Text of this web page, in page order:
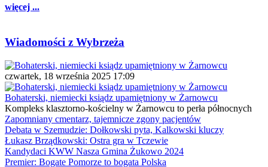
więcej ...
Wiadomości z Wybrzeża
czwartek, 18 września 2025 17:09
Bohaterski, niemiecki ksiądz upamiętniony w Żarnowcu
Kompleks klasztorno-kościelny w Żarnowcu to perła północnych
Zapomniany cmentarz, tajemnicze zgony pacjentów
Debata w Szemudzie: Dołkowski pyta, Kalkowski kluczy
Łukasz Brządkowski: Ostra gra w Tczewie
Kandydaci KWW Nasza Gmina Żukowo 2024
Premier: Bogate Pomorze to bogata Polska